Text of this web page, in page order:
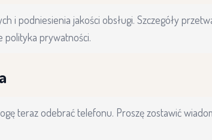
i podniesienia jakości obsługi. Szczegóły
polityka prywatności.
teraz odebrać telefonu. Proszę zostawić